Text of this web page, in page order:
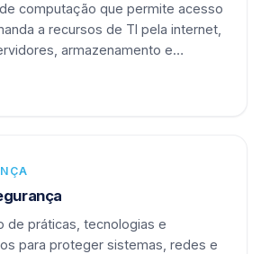
computação que permite acesso
a recursos de TI pela internet,
armazenamento e
de práticas, tecnologias e
para proteger sistemas, redes e